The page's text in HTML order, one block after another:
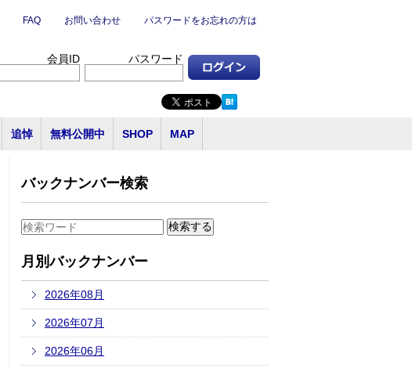
FAQ お問い合わせ パスワードをお忘れの方は
会員ID パスワード
追悼 無料公開中 SHOP MAP
バックナンバー検索
月別バックナンバー
2026年08月
2026年07月
2026年06月